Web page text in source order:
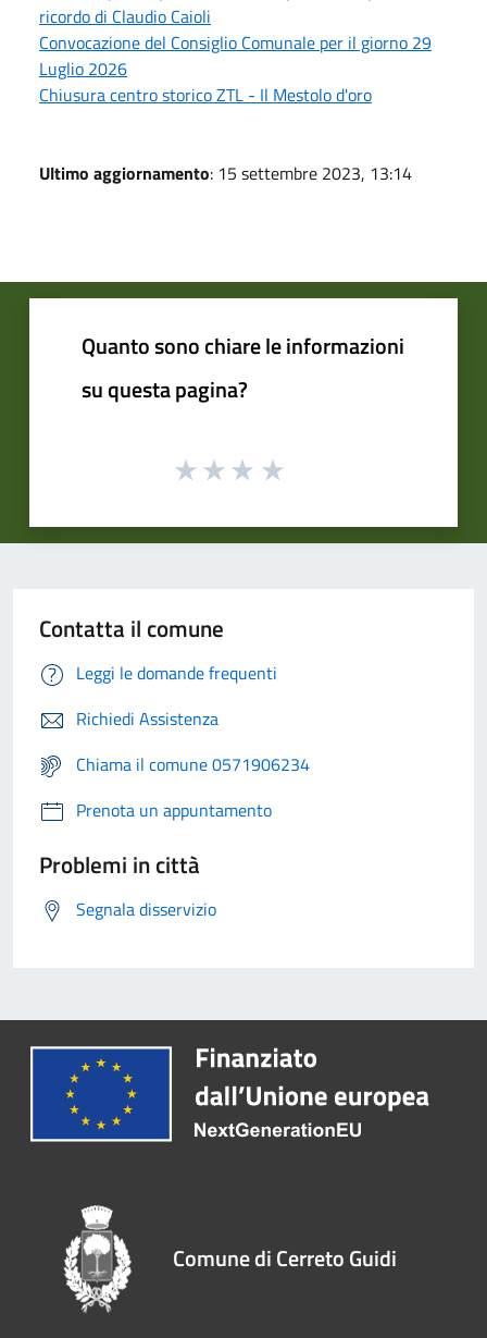
ricordo di Claudio Caioli
Convocazione del Consiglio Comunale per il giorno 29
Luglio 2026
Chiusura centro storico ZTL - Il Mestolo d'oro
Ultimo aggiornamento: 15 settembre 2023, 13:14
Quanto sono chiare le informazioni
su questa pagina?
Contatta il comune
Leggi le domande frequenti
Richiedi Assistenza
Chiama il comune 0571906234
Prenota un appuntamento
Problemi in città
Segnala disservizio
Comune di Cerreto Guidi